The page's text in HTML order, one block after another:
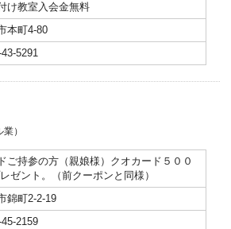
け教室入会金無料
本町4-80
5291
）
ご持参の方（親娘様）クオカード５００
ゼント。（前クーポンと同様）
錦町2-2-19
2159